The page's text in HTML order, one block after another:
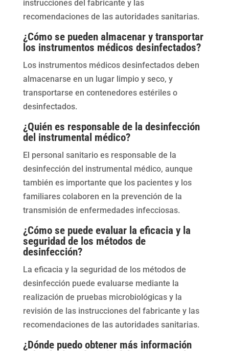
instrucciones del fabricante y las
recomendaciones de las autoridades sanitarias.
¿Cómo se pueden almacenar y transportar
los instrumentos médicos desinfectados?
Los instrumentos médicos desinfectados deben
almacenarse en un lugar limpio y seco, y
transportarse en contenedores estériles o
desinfectados.
¿Quién es responsable de la desinfección
del instrumental médico?
El personal sanitario es responsable de la
desinfección del instrumental médico, aunque
también es importante que los pacientes y los
familiares colaboren en la prevención de la
transmisión de enfermedades infecciosas.
¿Cómo se puede evaluar la eficacia y la
seguridad de los métodos de
desinfección?
La eficacia y la seguridad de los métodos de
desinfección puede evaluarse mediante la
realización de pruebas microbiológicas y la
revisión de las instrucciones del fabricante y las
recomendaciones de las autoridades sanitarias.
¿Dónde puedo obtener más información